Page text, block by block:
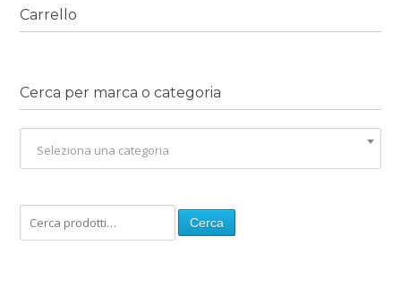
Carrello
Cerca per marca o categoria
Seleziona una categoria
Cerca